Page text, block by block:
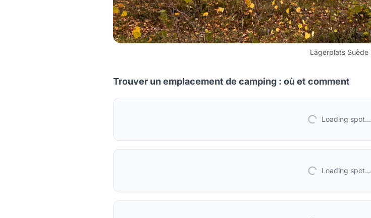
Lägerplats Suède
Trouver un emplacement de camping : où et comment
Loading spot...
Loading spot...